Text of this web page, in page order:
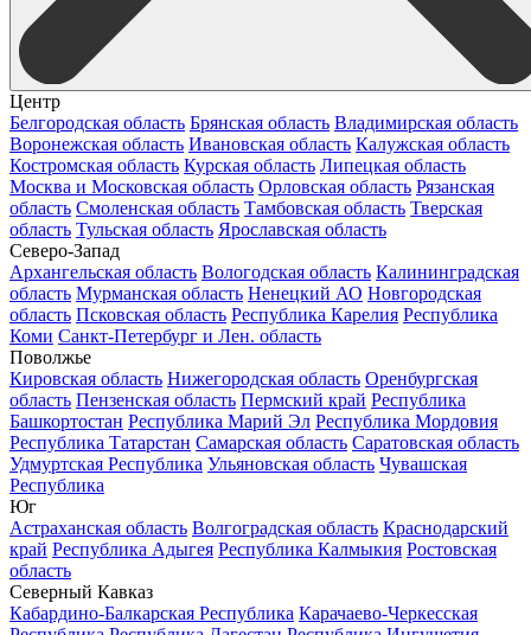
Центр
Белгородская область Брянская область Владимирская область
Воронежская область Ивановская область Калужская область
Костромская область Курская область Липецкая область
Москва и Московская область Орловская область Рязанская
область Смоленская область Тамбовская область Тверская
область Тульская область Ярославская область
Северо-Запад
Архангельская область Вологодская область Калининградская
область Мурманская область Ненецкий АО Новгородская
область Псковская область Республика Карелия Республика
Коми Санкт-Петербург и Лен. область
Поволжье
Кировская область Нижегородская область Оренбургская
область Пензенская область Пермский край Республика
Башкортостан Республика Марий Эл Республика Мордовия
Республика Татарстан Самарская область Саратовская область
Удмуртская Республика Ульяновская область Чувашская
Республика
Юг
Астраханская область Волгоградская область Краснодарский
край Республика Адыгея Республика Калмыкия Ростовская
область
Северный Кавказ
Кабардино-Балкарская Республика Карачаево-Черкесская